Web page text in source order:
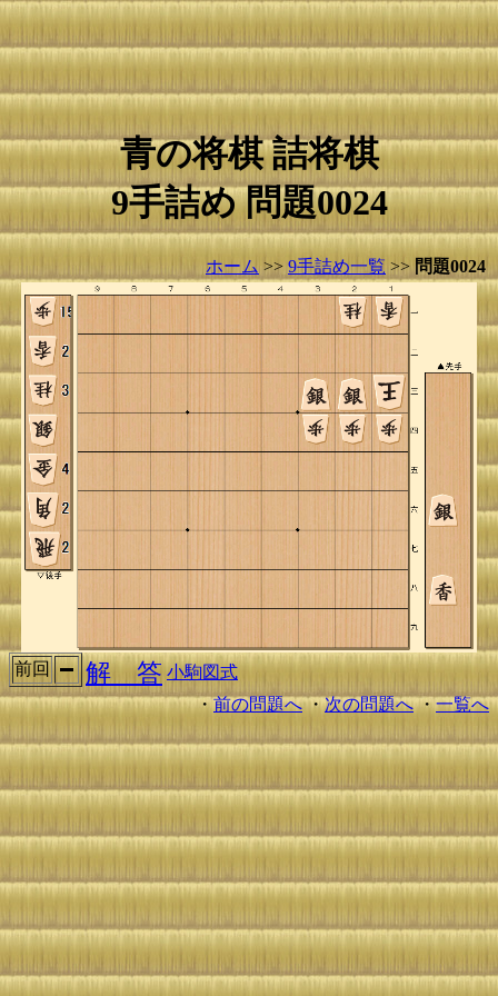
青の将棋 詰将棋
9手詰め 問題0024
ホーム >> 9手詰め一覧 >> 問題0024
前回 解 答 小駒図式
・前の問題へ・次の問題へ・一覧へ